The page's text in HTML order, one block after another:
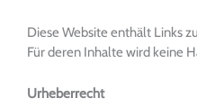
Diese Website enthält Links
Für deren Inhalte wird keine
Urheberrecht